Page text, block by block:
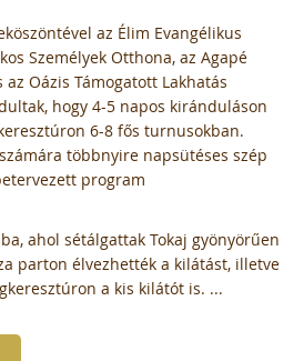
az Élim Evangélikus
Személyek Otthona, az Agapé
Oázis Támogatott Lakhatás
hogy 4-5 napos kiránduláson
6-8 fős turnusokban.
többnyire napsütéses szép
program
ahol sétálgattak Tokaj gyönyörűen
parton élvezhették a kilátást, illetve
a kis kilátót is. ...